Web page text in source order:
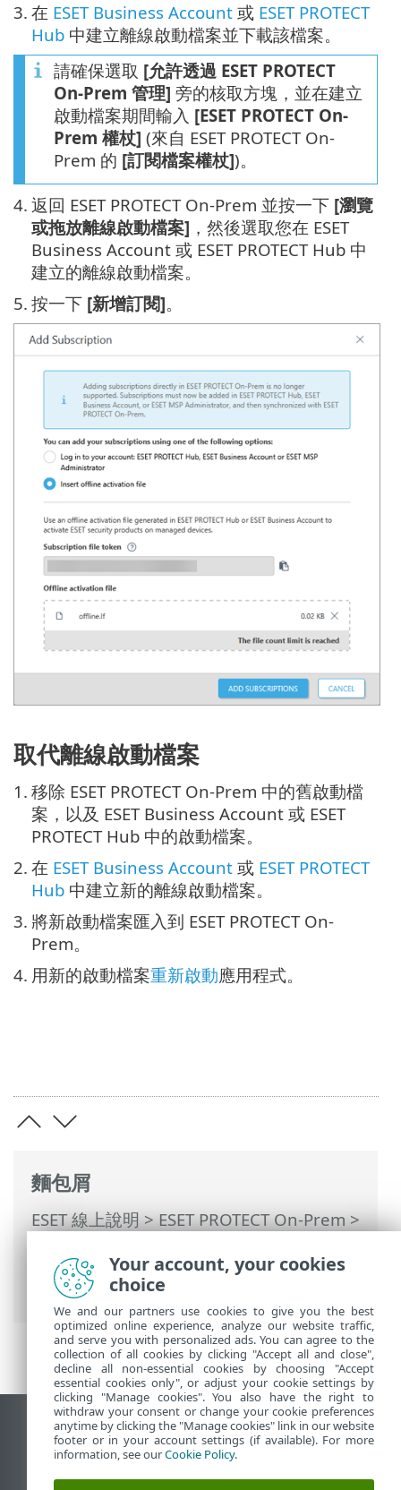
麵包屑
ESET 線上說明>ESET PROTECT On-Prem>
PROTECT On-Prem 主功能表> 其他 >訂閱
管理> 插入離線啟動檔案
3. 在 ESET Business Account 或 ESET PROTECT
Hub 中建立離線啟動檔案並下載該檔案。
請確保選取 [允許透過 ESET PROTECT
On-Prem 管理] 旁的核取方塊，並在建立
啟動檔案期間輸入 [ESET PROTECT On-
Prem 權杖] (來自 ESET PROTECT On-
Prem 的 [訂閱檔案權杖])。
4. 返回 ESET PROTECT On-Prem 並按一下 [瀏覽
或拖放離線啟動檔案] ，然後選取您在 ESET
Business Account 或 ESET PROTECT Hub 中
建立的離線啟動檔案。
5. 按一下 [新增訂閱]。
取代離線啟動檔案
1. 移除 ESET PROTECT On-Prem 中的舊啟動檔
案，以及 ESET Business Account 或 ESET
PROTECT Hub 中的啟動檔案。
2. 在 ESET Business Account 或 ESET PROTECT
Hub 中建立新的離線啟動檔案。
3. 將新啟動檔案匯入到 ESET PROTECT On-
Prem。
4. 用新的啟動檔案重新啟動應用程式。
檢視桌面網站
End of Life
ESET 知識庫
Your account, your cookies
choice
We and our partners use cookies to give you the best
optimized online experience, analyze our website traffic,
and serve you with personalized ads. You can agree to the
collection of all cookies by clicking "Accept all and close",
decline all non-essential cookies by choosing "Accept
essential cookies only", or adjust your cookie settings by
clicking "Manage cookies". You also have the right to
withdraw your consent or change your cookie preferences
anytime by clicking the "Manage cookies" link in our website
footer or in your account settings (if available). For more
information, see ourCookie Policy.